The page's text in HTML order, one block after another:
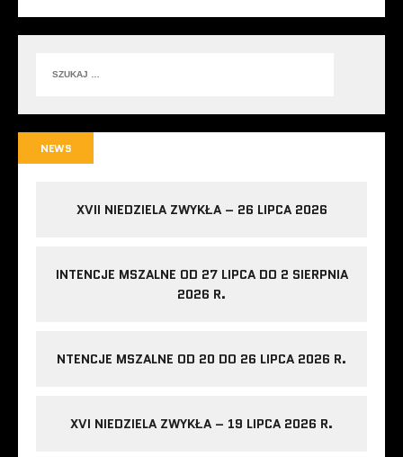
NEWS
XVII NIEDZIELA ZWYKŁA – 26 LIPCA 2026
INTENCJE MSZALNE OD 27 LIPCA DO 2 SIERPNIA
2026 R.
NTENCJE MSZALNE OD 20 DO 26 LIPCA 2026 R.
XVI NIEDZIELA ZWYKŁA – 19 LIPCA 2026 R.